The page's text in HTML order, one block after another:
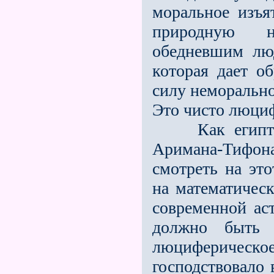
моральное
природную
обедневшим
которая дает
силу
Это чисто
Как
Аримана-
смотреть на
на
современной
должно быть